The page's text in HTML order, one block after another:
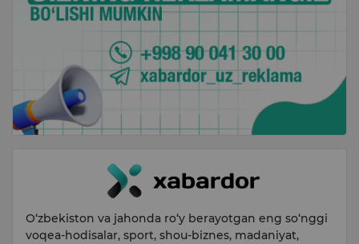
O‘zbekiston va jahonda ro‘y berayotgan eng so‘nggi
voqea-hodisalar, sport, shou-biznes, madaniyat,